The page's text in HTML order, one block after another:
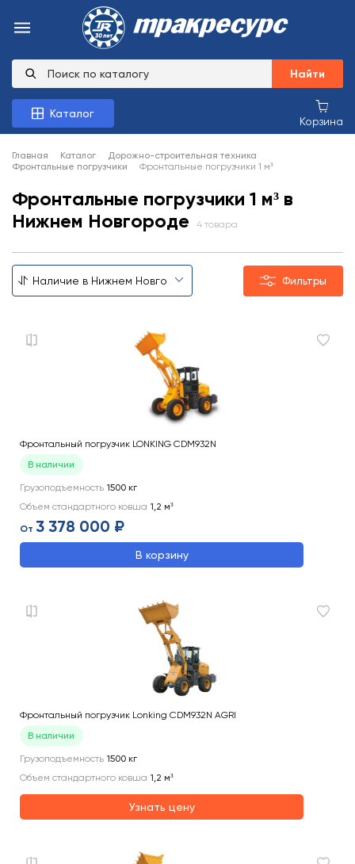
Найти
Каталог
Корзина
Главная Каталог
Дорожно-строительная техника
Фронтальные погрузчики
Фронтальные погрузчики 1 м³
Фронтальные погрузчики 1 м³ в
Нижнем Новгороде
4 товара
Фильтры
Фронтальный погрузчик LONKING CDM932N
В наличии
Грузоподъемность 1500 кг
Объем стандартного ковша 1,2 м³
От 3 378 000 ₽
В корзину
Фронтальный погрузчик Lonking CDM932N AGRI
В наличии
Грузоподъемность 1500 кг
Объем стандартного ковша 1,2 м³
Узнать цену